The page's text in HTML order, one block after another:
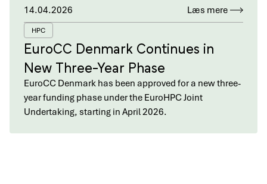
14.04.2026 Læs mere
HPC
EuroCC Denmark Continues in
New Three-Year Phase
EuroCC Denmark has been approved for a new three-
year funding phase under the EuroHPC Joint
Undertaking, starting in April 2026.